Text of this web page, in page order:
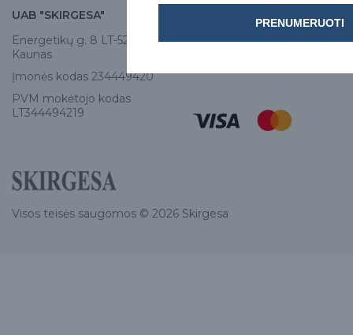
UAB "SKIRGESA"
Energetikų g. 8 LT-52461,
Kaunas
Įmonės kodas 234449420
PVM mokėtojo kodas
LT344494219
Tel:+370 671 77528
Visos teisės saugomos © 2026 Skirgesa
PRENUMERUOTI